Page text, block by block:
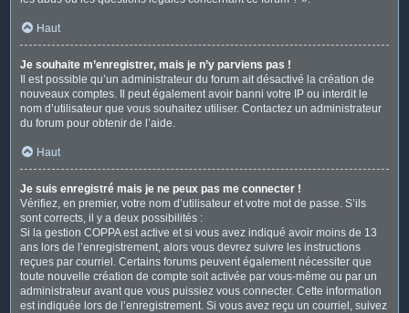
Haut
Je souhaite m’enregistrer, mais je n’y parviens pas !
Il est possible qu’un administrateur du forum ait désactivé la création de
nouveaux comptes. Il peut également avoir banni votre IP ou interdit le
nom d’utilisateur que vous souhaitez utiliser. Contactez un administrateur
du forum pour obtenir de l’aide.
Haut
Je suis enregistré mais je ne peux pas me connecter !
Vérifiez, en premier, votre nom d’utilisateur et votre mot de passe. S’ils
sont corrects, il y a deux possibilités :
Si la gestion COPPA est active et si vous avez indiqué avoir moins de 13
ans lors de l’enregistrement, alors vous devrez suivre les instructions
reçues par courriel. Certains forums peuvent également nécessiter que
toute nouvelle création de compte soit activée par vous-même ou par un
administrateur avant que vous puissiez vous connecter. Cette information
est indiquée lors de l’enregistrement. Si vous avez reçu un courriel, suivez